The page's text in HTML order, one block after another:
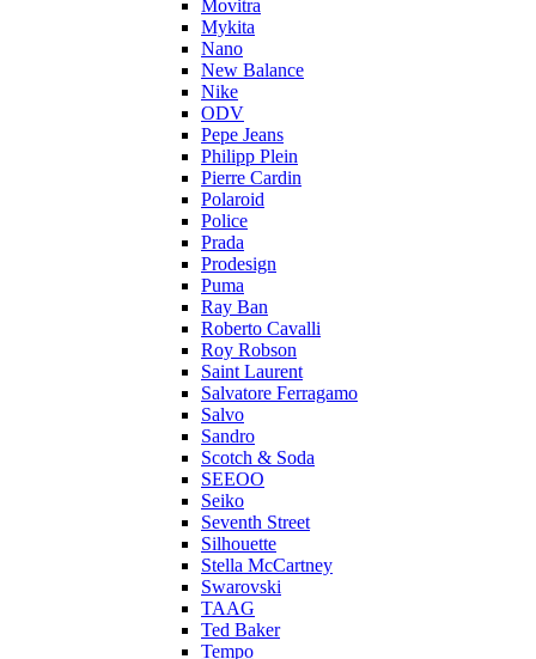
Movitra
Mykita
Nano
New Balance
Nike
ODV
Pepe Jeans
Philipp Plein
Pierre Cardin
Polaroid
Police
Prada
Prodesign
Puma
Ray Ban
Roberto Cavalli
Roy Robson
Saint Laurent
Salvatore Ferragamo
Salvo
Sandro
Scotch & Soda
SEEOO
Seiko
Seventh Street
Silhouette
Stella McCartney
Swarovski
TAAG
Ted Baker
Tempo